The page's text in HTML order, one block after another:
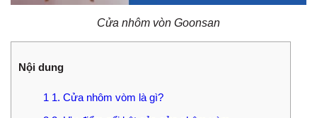
Cửa nhôm vòn Goonsan
Nội dung
1 1. Cửa nhôm vòm là gì?